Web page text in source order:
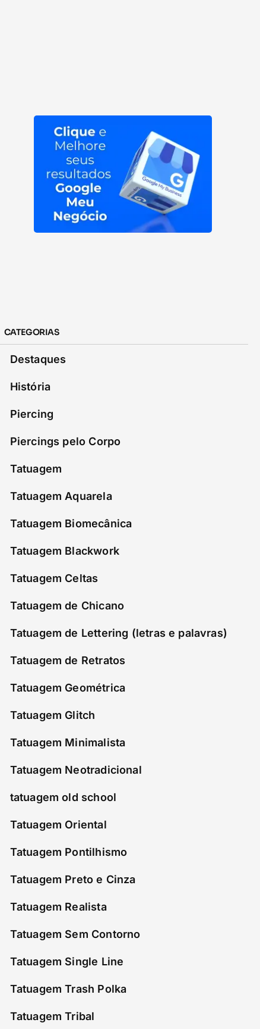
CATEGORIAS
Destaques
História
Piercing
Piercings pelo Corpo
Tatuagem
Tatuagem Aquarela
Tatuagem Biomecânica
Tatuagem Blackwork
Tatuagem Celtas
Tatuagem de Chicano
Tatuagem de Lettering (letras e palavras)
Tatuagem de Retratos
Tatuagem Geométrica
Tatuagem Glitch
Tatuagem Minimalista
Tatuagem Neotradicional
tatuagem old school
Tatuagem Oriental
Tatuagem Pontilhismo
Tatuagem Preto e Cinza
Tatuagem Realista
Tatuagem Sem Contorno
Tatuagem Single Line
Tatuagem Trash Polka
Tatuagem Tribal